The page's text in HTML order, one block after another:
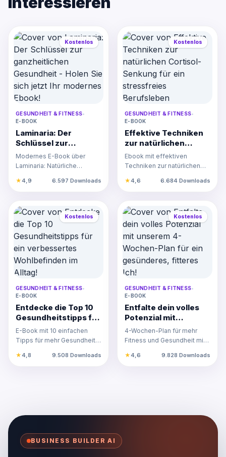
Kostenlos
GESUNDHEIT & FITNESS•
E-BOOK
Laminaria: Der
Schlüssel zur
ganzheitlichen
Gesundheit - Holen
modernes Ebook!
Modernes E-Book über
Laminaria: Natürliche
Schilddrüsenunterstützung
★4,9 6.597 Downloads
Kostenlos
GESUNDHEIT & FITNESS•
E-BOOK
Effektive Techniken
zur natürlichen
Cortisol-Senkung für
ein stressfreies
Ebook mit effektiven
Techniken zur natürlichen
Berufstätige zur
★4,6 6.684 Downloads
Kostenlos
GESUNDHEIT & FITNESS•
E-BOOK
Entdecke die Top 10
Gesundheitstipps für
ein verbessertes
Wohlbefinden im
E-Book mit 10 einfachen
Tipps für mehr Gesundheit
Strategien für Ernährung, F…
★4,8 9.508 Downloads
Kostenlos
GESUNDHEIT & FITNESS•
E-BOOK
Entfalte dein volles
Potenzial mit
unserem 4-Wochen-
Plan für ein
Ich!
4-Wochen-Plan für mehr
Fitness und Gesundheit mit
und Motivation für nach…
★4,6 9.828 Downloads
BUSINESS BUILDER AI